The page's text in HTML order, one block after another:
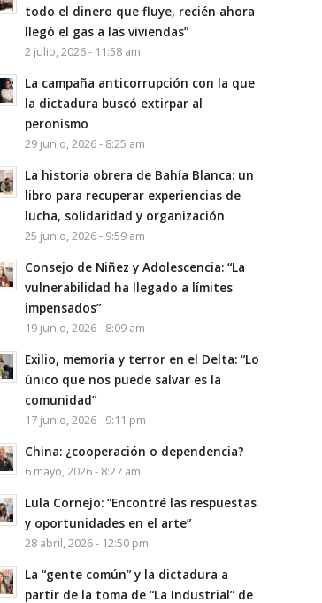
todo el dinero que fluye, recién ahora
llegó el gas a las viviendas”
2 julio, 2026 - 11:58 am
La campaña anticorrupción con la que
la dictadura buscó extirpar al
peronismo
29 junio, 2026 - 8:25 am
La historia obrera de Bahía Blanca: un
libro para recuperar experiencias de
lucha, solidaridad y organización
25 junio, 2026 - 9:59 am
Consejo de Niñez y Adolescencia: “La
vulnerabilidad ha llegado a límites
impensados”
19 junio, 2026 - 8:09 am
Exilio, memoria y terror en el Delta: “Lo
único que nos puede salvar es la
comunidad”
17 junio, 2026 - 9:11 pm
China: ¿cooperación o dependencia?
6 mayo, 2026 - 8:27 am
Lula Cornejo: “Encontré las respuestas
y oportunidades en el arte”
28 abril, 2026 - 12:50 pm
La “gente común” y la dictadura a
partir de la toma de “La Industrial” de